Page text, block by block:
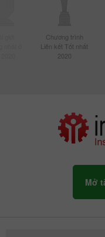
Chương trình
Liên kết Tốt nhất
2020
Mở